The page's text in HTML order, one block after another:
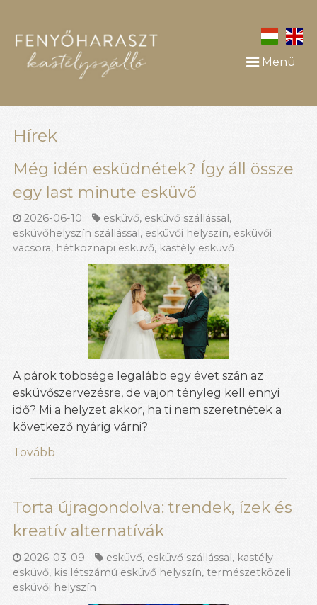
Menü
Hírek
Még idén esküdnétek? Így áll össze
egy last minute esküvő
2026-06-10 esküvő, esküvő szállással ,
esküvőhelyszín szállással , esküvői helyszín, esküvői
vacsora, hétköznapi esküvő, kastély esküvő
A párok többsége legalább egy évet szán az
esküvőszervezésre, de vajon tényleg kell ennyi
idő? Mi a helyzet akkor, ha ti nem szeretnétek a
következő nyárig várni?
Tovább
Torta újragondolva: trendek, ízek és
kreatív alternatívák
2026-03-09 esküvő, esküvő szállással, kastély
esküvő, kis létszámú esküvő helyszín, természetközeli
esküvői helyszín